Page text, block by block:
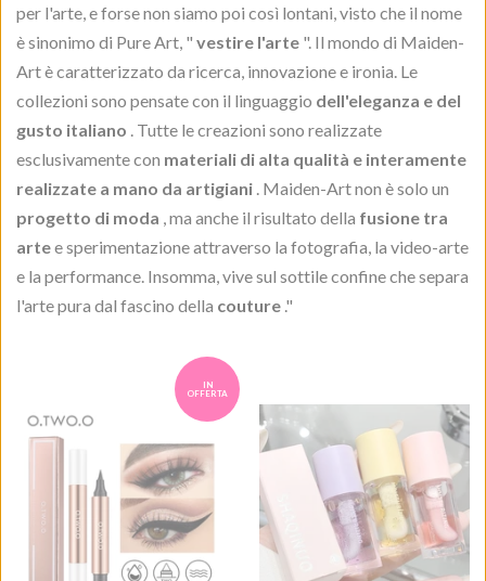
per l'arte, e forse non siamo poi così lontani, visto che il nome
è sinonimo di Pure Art, " vestire l'arte ". Il mondo di Maiden-
Art è caratterizzato da ricerca, innovazione e ironia. Le
collezioni sono pensate con il linguaggio dell'eleganza e del
gusto italiano . Tutte le creazioni sono realizzate
esclusivamente con materiali di alta qualità e interamente
realizzate a mano da artigiani . Maiden-Art non è solo un
progetto di moda , ma anche il risultato della fusione tra
artee sperimentazione attraverso la fotografia, la video-arte
e la performance. Insomma, vive sul sottile confine che separa
l'arte pura dal fascino della couture ."
IN
OFFERTA